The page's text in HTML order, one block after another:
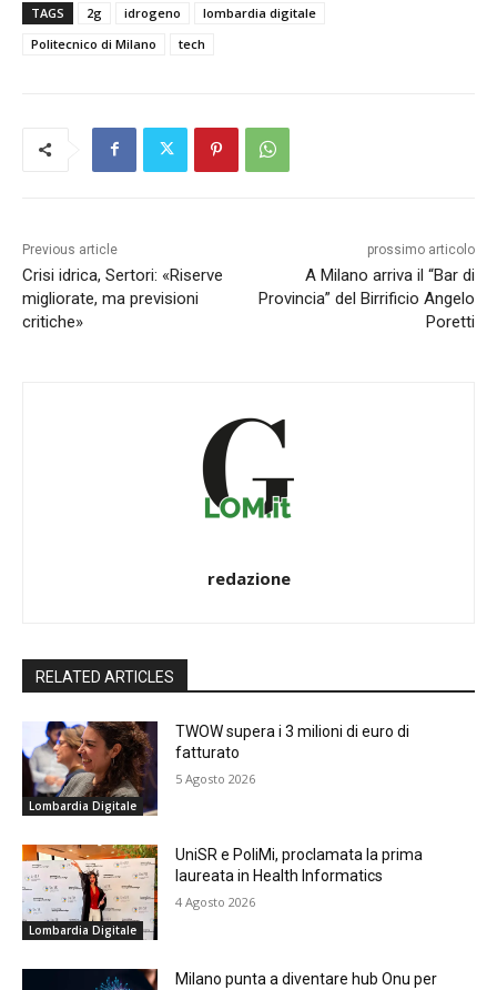
TAGS 2g idrogeno
lombardia digitale
Politecnico di Milano
tech
Previous article
Crisi idrica, Sertori: «Riserve
migliorate, ma previsioni
critiche»
prossimo articolo
A Milano arriva il “Bar di
Provincia” del Birrificio Angelo
Poretti
redazione
RELATED ARTICLES
Lombardia Digitale
TWOW supera i 3 milioni di euro di
fatturato
5 Agosto 2026
Lombardia Digitale
UniSR e PoliMi, proclamata la prima
laureata in Health Informatics
4 Agosto 2026
Milano punta a diventare hub Onu per